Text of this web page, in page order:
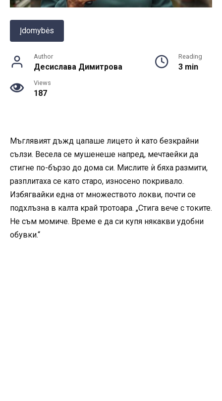
Įdomybės
Author
Десислава Димитрова
Reading
3 min
Views
187
Мъглявият дъжд цапаше лицето ѝ като безкрайни
сълзи. Весела се мушенеше напред, мечтаейки да
стигне по-бързо до дома си. Мислите ѝ бяха размити,
разплитаха се като старо, износено покривало.
Избягвайки една от множеството локви, почти се
подхлъзна в калта край тротоара. „Стига вече с токите.
Не съм момиче. Време е да си купя някакви удобни
обувки.“